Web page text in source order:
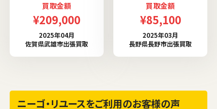
買取金額
¥209,000
2025年04月
佐賀県武雄市出張買取
買取金額
¥85,100
2025年03月
長野県長野市出張買取
ニーゴ・リユースをご利用のお客様の声